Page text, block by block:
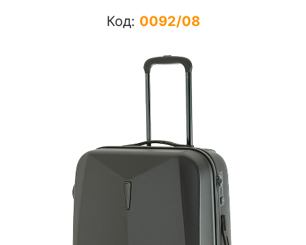
Код: 0092/08